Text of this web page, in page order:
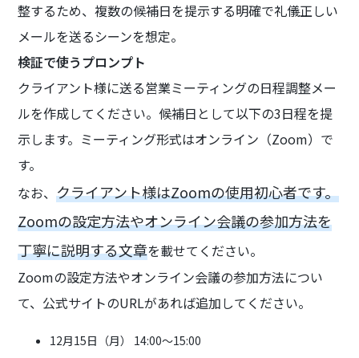
整するため、複数の候補日を提示する明確で礼儀正しい
メールを送るシーンを想定。
検証で使うプロンプト
クライアント様に送る営業ミーティングの日程調整メー
ルを作成してください。候補日として以下の3日程を提
示します。ミーティング形式はオンライン（Zoom）で
す。
なお、クライアント様はZoomの使用初心者です。
Zoomの設定方法やオンライン会議の参加方法を
丁寧に説明する文章を載せてください。
Zoomの設定方法やオンライン会議の参加方法につい
て、公式サイトのURLがあれば追加してください。
12月15日（月） 14:00～15:00